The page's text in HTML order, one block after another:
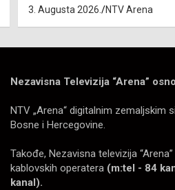
3. Augusta 2026. NTV Arena
Nezavisna Televizija “Arena”
NTV „Arena“ digitalnim zemaljskim
Bosne i Hercegovine.
Takođe, Nezavisna televizija
kablovskih operatera (m:tel - 84
kanal).